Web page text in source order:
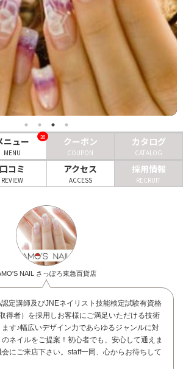
地から探す
ン
ニュー
MENU
36 クーポン
COUPON
カタログ
CATALOG
口コミ
REVIEW
アクセス
ACCESS
採用情報
RECRUIT
NAIL さっぽろ東急百貨店
定講師及びJNEネイリスト技能検定試験有資格
得者）を採用しお客様にご満足いただける技術
す♪幅広いデザイン力であらゆるジャンルに対
ネイルをご提案！初心者でも、安心して通えま
にご来店下さい。staff一同、心からお待ちして